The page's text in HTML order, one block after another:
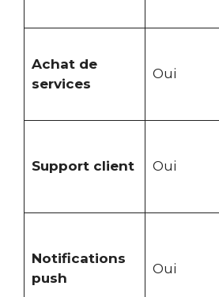
Achat de
services
Oui
Support client Oui
Notifications
push
Oui